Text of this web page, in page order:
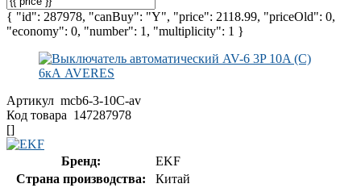
{ "id": 287978, "canBuy": "Y", "price": 2118.99, "priceOld": 0,
"economy": 0, "number": 1, "multiplicity": 1 }
Артикул mcb6-3-10C-av
Код товара 147287978
[]
Бренд:
EKF
Страна производства:
Китай